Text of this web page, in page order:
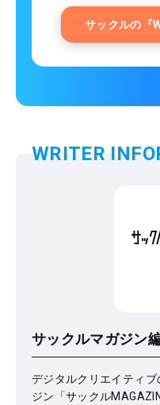
サックルの『
WRITER
サックルマガジン
デジタルクリエイティ
ジン「サックル